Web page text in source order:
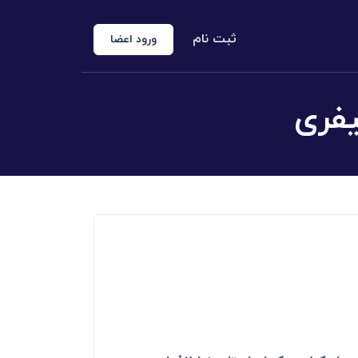
الخروجی
رسمی دادگستری
ثبت نام ورود اعضا